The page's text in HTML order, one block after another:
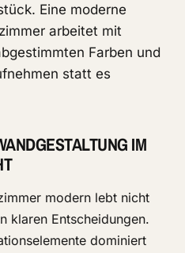
Eine moderne
arbeitet mit
Farben und
statt es
IM
modern lebt nicht
klaren Entscheidungen.
dominiert